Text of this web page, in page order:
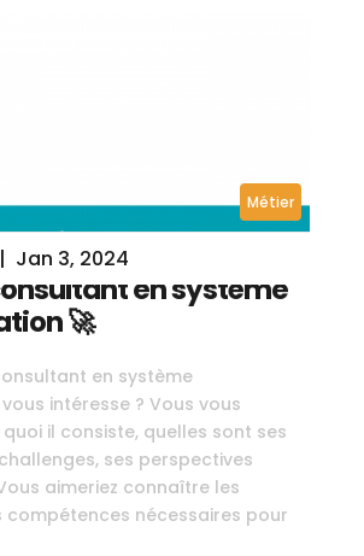
Métier
en système
🚀
en système
intéresse ? Vous vous
il consiste, quelles sont ses
ses perspectives
aimeriez connaître les
compétences nécessaires pour
| Jan 3, 2024